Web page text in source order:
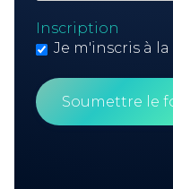
Inscription
Je m'inscris à